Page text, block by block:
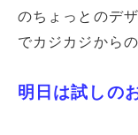
のちょっとのデ
でカジカジから
明日は試しの